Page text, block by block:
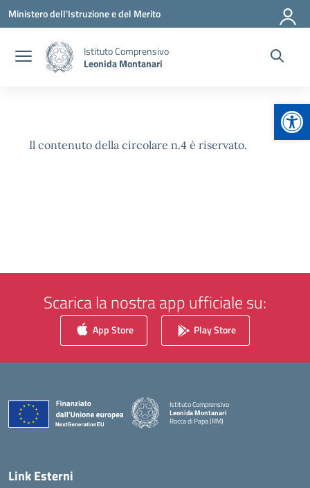
Vai ai contenuti
Vai al menu di navigazione
Vai al footer
Ministero dell'Istruzione e del Merito
Istituto Comprensivo
Leonida Montanari
Il contenuto della circolare n.4 è riservato.
Scarica la nostra app ufficiale su:
App Store Play Store
Istituto Comprensivo
Leonida Montanari
Rocca di Papa (RM)
— Visita la pagina iniziale della scuola
Link Esterni